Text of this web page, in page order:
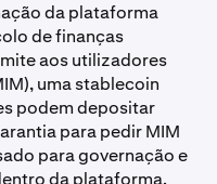
da plataforma
de finanças
aos utilizadores
uma stablecoin
podem depositar
para pedir MIM
para governação e
da plataforma.